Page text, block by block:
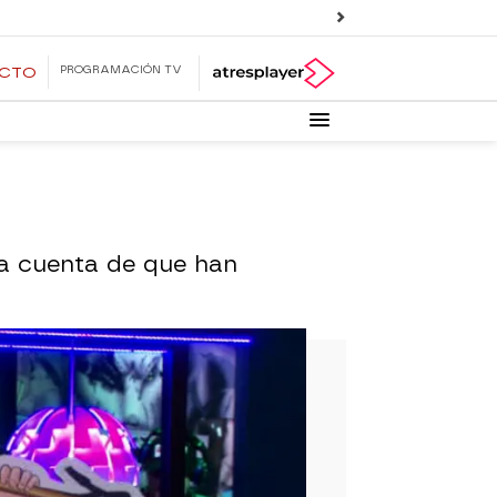
PROGRAMACIÓN TV
cuenta de que han